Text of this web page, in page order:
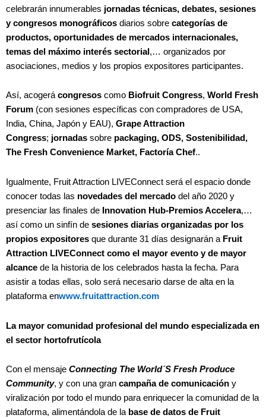
celebrarán innumerables jornadas técnicas, debates, sesiones
y congresos monográficos diarios sobre categorías de
productos, oportunidades de mercados internacionales,
temas del máximo interés sectorial ,… organizados por
asociaciones, medios y los propios expositores participantes.
Así, acogerácongresos como Biofruit Congress, World Fresh
Forum (con sesiones específicas con compradores de USA,
India, China, Japón y EAU), Grape Attraction
Congress; jornadas sobre packaging, ODS, Sostenibilidad,
The Fresh Convenience Market, Factoría Chef..
Igualmente, Fruit Attraction LIVEConnect será el espacio donde
conocer todas las novedades del mercado del año 2020 y
presenciar las finales de Innovation Hub-Premios Accelera,…
así como un sinfín de sesiones diarias organizadas por los
propios expositores que durante 31 días designarán a Fruit
Attraction LIVEConnect como el mayor evento y de mayor
alcance de la historia de los celebrados hasta la fecha. Para
asistir a todas ellas, solo será necesario darse de alta en la
plataforma enwww.fruitattraction.com
La mayor comunidad profesional del mundo especializada en
el sector hortofrutícola
Con el mensaje Connecting The World´S Fresh Produce
Community, y con una gran campaña de comunicación y
viralización por todo el mundo para enriquecer la comunidad de la
plataforma, alimentándola de la base de datos de Fruit